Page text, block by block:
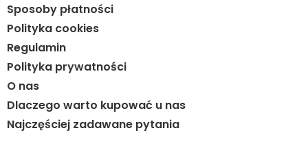
Sposoby płatności
Polityka cookies
Regulamin
Polityka prywatności
O nas
Dlaczego warto kupować u nas
Najczęściej zadawane pytania